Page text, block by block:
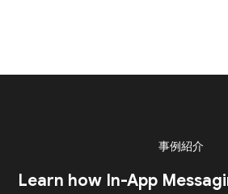
事例紹介
Learn how In-App